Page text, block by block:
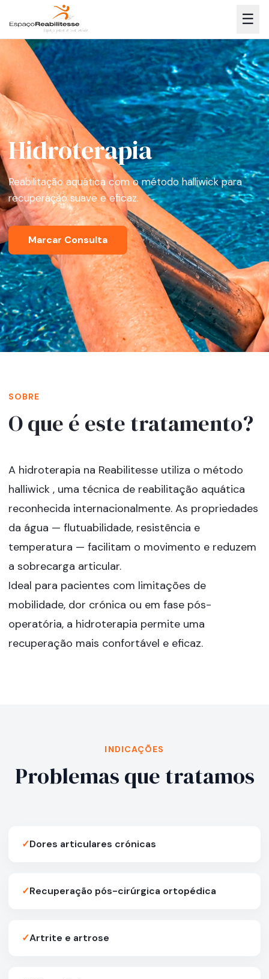
☰
Hidroterapia
Reabilitação aquática com o método halliwick para
recuperação suave e eficaz.
Marcar Consulta
SOBRE
O que é este tratamento?
A hidroterapia na Reabilitesse utiliza o método
halliwick , uma técnica de reabilitação aquática
reconhecida internacionalmente. As propriedades
da água — flutuabilidade, resistência e
temperatura — facilitam o movimento e reduzem
a sobrecarga articular.
Ideal para pacientes com limitações de
mobilidade, dor crónica ou em fase pós-
operatória, a hidroterapia permite uma
recuperação mais confortável e eficaz.
INDICAÇÕES
Problemas que tratamos
✓Dores articulares crónicas
✓Recuperação pós-cirúrgica ortopédica
✓Artrite e artrose